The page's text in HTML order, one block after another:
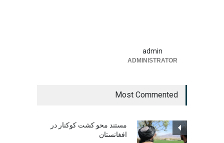
admin
ADMINISTRATOR
Most Commented
مستند محو کشت کوکنار در
افغانستان